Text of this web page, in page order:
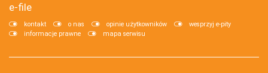
e-file
kontakt o nas opinie użytkowników
wesprzyj e-pity
informacje prawne
mapa serwisu